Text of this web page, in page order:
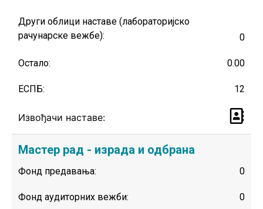
Други облици наставе (лабораторијско
рачунарске вежбе):
0
Остало: 0.00
ЕСПБ: 12
Извођачи наставе:
Мастер рад - израда и одбрана
Фонд предавања: 0
Фонд аудиторних вежби: 0